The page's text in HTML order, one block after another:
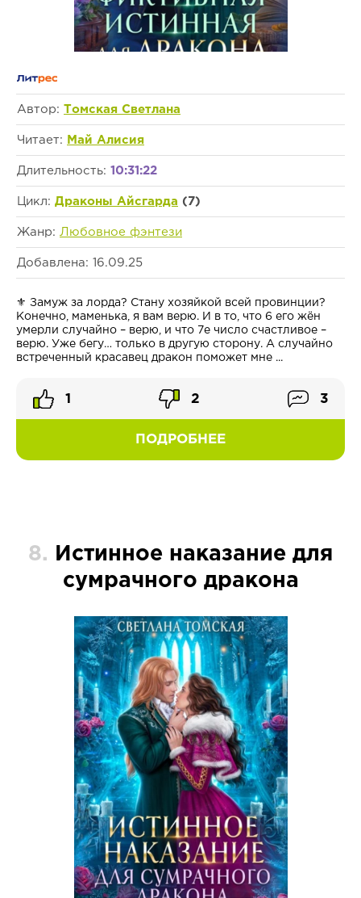
Автор: Томская Светлана
Читает: Май Алисия
Длительность: 10:31:22
Цикл: Драконы Айсгарда (7)
Жанр: Любовное фэнтези
Добавлена: 16.09.25
⚜ Замуж за лорда? Стану хозяйкой всей провинции?
Конечно, маменька, я вам верю. И в то, что 6 его жён
умерли случайно – верю, и что 7е число счастливое –
верю. Уже бегу… только в другую сторону. А случайно
встреченный красавец дракон поможет мне ...
ПОДРОБНЕЕ
1 2 3
8.
Истинное наказание для
сумрачного дракона